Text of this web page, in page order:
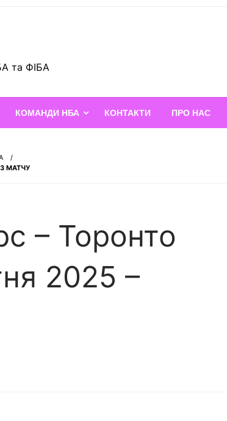
та ФІБА
КОМАНДИ НБА КОНТАКТИ ПРО НАС
МАТЧУ
– Торонто
2025 –